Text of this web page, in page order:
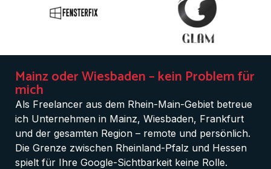
Mainz oder Wiesbaden – kein Problem für
mich
Als Freelancer aus dem Rhein-Main-Gebiet betreue
ich Unternehmen in Mainz, Wiesbaden, Frankfurt
und der gesamten Region – remote und persönlich.
Die Grenze zwischen Rheinland-Pfalz und Hessen
spielt für Ihre Google-Sichtbarkeit keine Rolle.